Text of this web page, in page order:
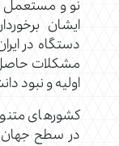
نو و مستعمل
ایشان
دستگاه در
مشکلات حاصل
اولیه و نبود
کشورهای
در سطح